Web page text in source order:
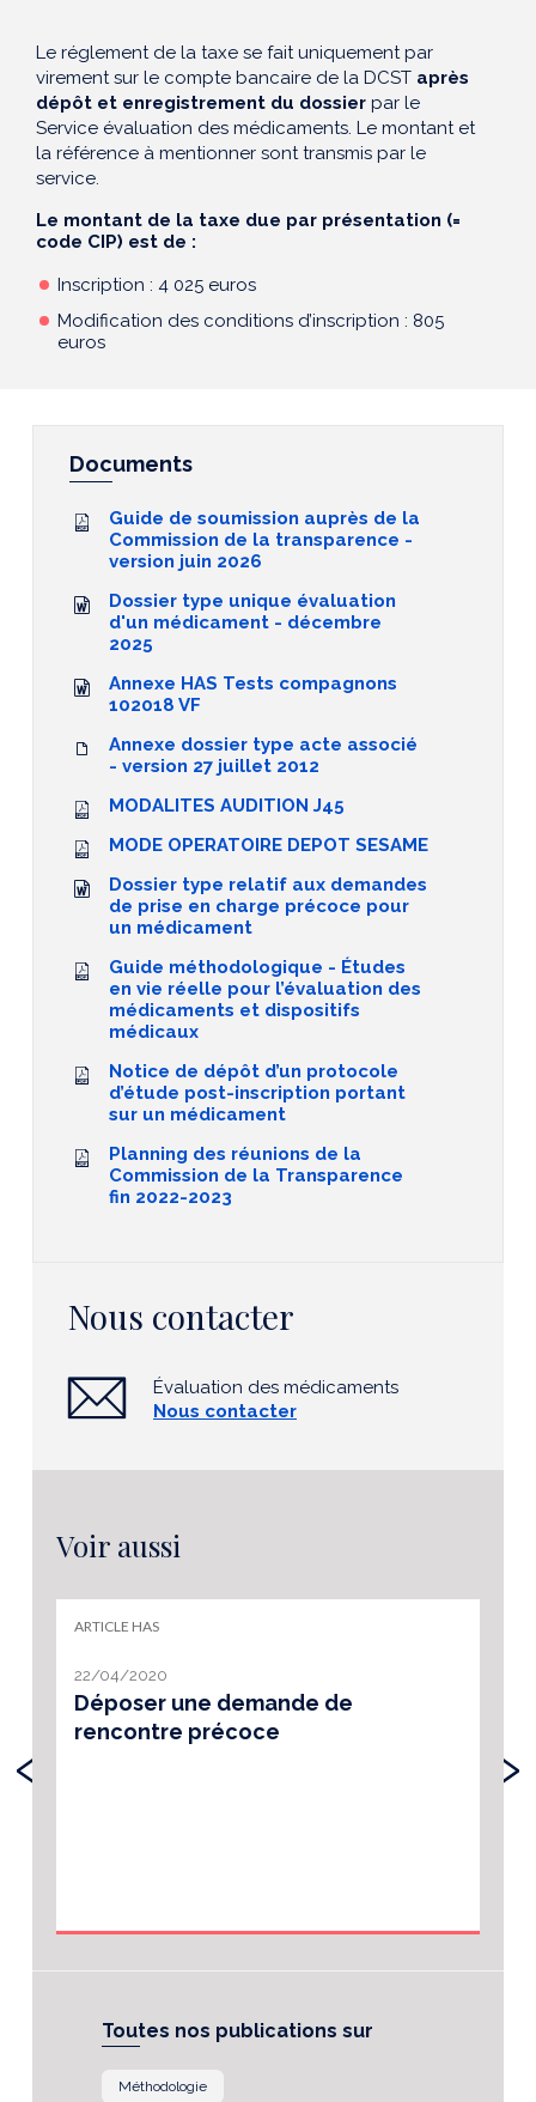
Le réglement de la taxe se fait uniquement par
virement sur le compte bancaire de la DCST après
dépôt et enregistrement du dossier par le
Service évaluation des médicaments. Le montant et
la référence à mentionner sont transmis par le
service.
Le montant de la taxe due par présentation (=
code CIP) est de :
Inscription : 4 025 euros
Modification des conditions d’inscription : 805
euros
Documents
Guide de soumission auprès de la
Commission de la transparence -
version juin 2026
Dossier type unique évaluation
d'un médicament - décembre
2025
Annexe HAS Tests compagnons
102018 VF
Annexe dossier type acte associé
- version 27 juillet 2012
MODALITES AUDITION J45
MODE OPERATOIRE DEPOT SESAME
Dossier type relatif aux demandes
de prise en charge précoce pour
un médicament
Guide méthodologique - Études
en vie réelle pour l’évaluation des
médicaments et dispositifs
médicaux
Notice de dépôt d’un protocole
d’étude post-inscription portant
sur un médicament
Planning des réunions de la
Commission de la Transparence
fin 2022-2023
Nous contacter
Évaluation des médicaments
Nous contacter
Voir aussi
ARTICLE HAS
22/04/2020
Déposer une demande de
rencontre précoce
‹ ›
Toutes nos publications sur
Méthodologie